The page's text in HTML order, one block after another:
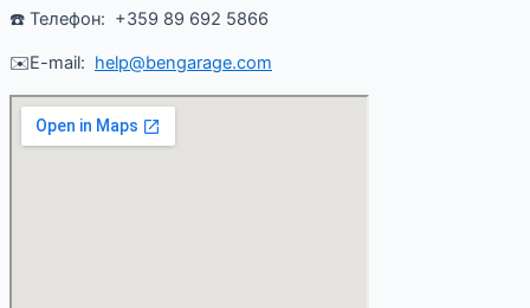
☎️ Телефон: +359 89 692 5866
✉️E-mail: help@bengarage.com